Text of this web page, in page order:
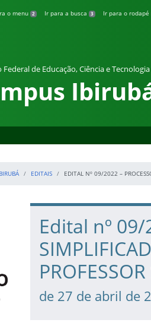
o menu 2 Ir para a busca 3 Ir para o rodapé
de Educação, Ciência e
EDITAIS EDITAL Nº 09/2022 –
Início do conteúdo
Edital nº 09/
de 27 de abril de